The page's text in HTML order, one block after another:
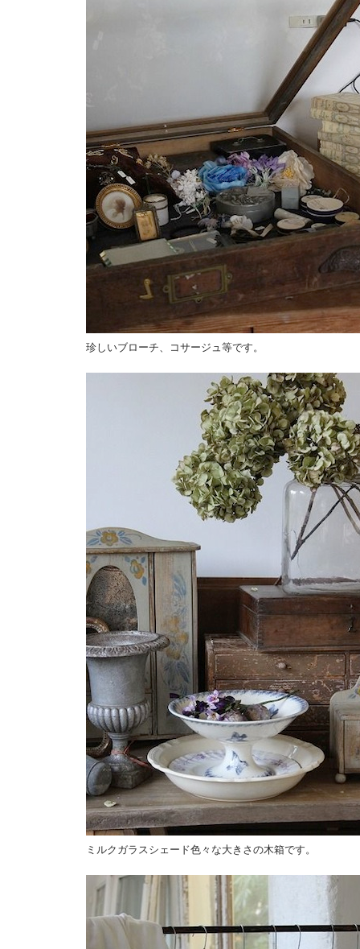
珍しいブローチ、コサージュ等です。
ミルクガラスシェード色々な大きさの木箱です。